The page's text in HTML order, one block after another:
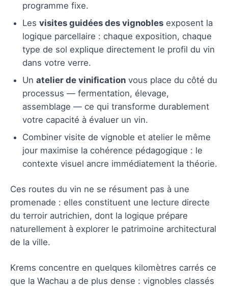
programme fixe.
Les visites guidées des vignobles exposent la
logique parcellaire : chaque exposition, chaque
type de sol explique directement le profil du vin
dans votre verre.
Un atelier de vinification vous place du côté du
processus — fermentation, élevage,
assemblage — ce qui transforme durablement
votre capacité à évaluer un vin.
Combiner visite de vignoble et atelier le même
jour maximise la cohérence pédagogique : le
contexte visuel ancre immédiatement la théorie.
Ces routes du vin ne se résument pas à une
promenade : elles constituent une lecture directe
du terroir autrichien, dont la logique prépare
naturellement à explorer le patrimoine architectural
de la ville.
Krems concentre en quelques kilomètres carrés ce
que la Wachau a de plus dense : vignobles classés